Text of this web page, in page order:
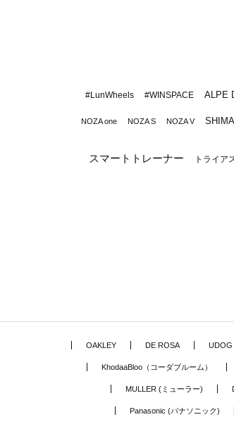
#LunWheels #WINSPACE ALPE
NOZA one NOZA S NOZA V
スマートトレーナー トライア
OAKLEY DE ROSA UDOG
KhodaaBloo（コーダブルーム）
MULLER (ミューラー)
Panasonic (パナソニック)